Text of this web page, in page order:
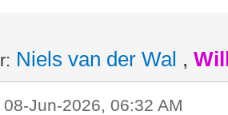
Niels van der Wal ,
08-Jun-2026, 06:32 AM